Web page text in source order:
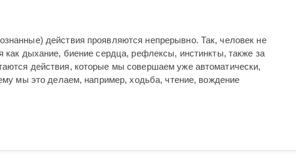
действия проявляются непрерывно. Так, человек не
как дыхание, биение сердца, рефлексы, инстинкты, также за
действия, которые мы совершаем уже автоматически,
мы это делаем, например, ходьба, чтение, вождение